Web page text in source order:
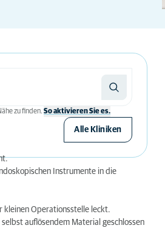
zu finden. So aktivieren Sie es.
Alle Kliniken
Instrumente in die
kleinen Operationsstelle leckt.
auflösendem Material geschlossen